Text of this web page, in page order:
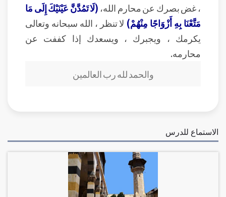
، غض بصرك عن محارم الله، (لَا تَمُدَّنَّ عَيْنَيْكَ إِلَى مَا
مَتَّعْنَا بِهِ أَزْوَاجًا مِنْهُمْ) لا تنظر ، الله سبحانه وتعالى
يكرمك ، ويجبرك ، ويسعدك إذا كففت عن
محارمه.
والحمد لله رب العالمين
الاستماع للدرس